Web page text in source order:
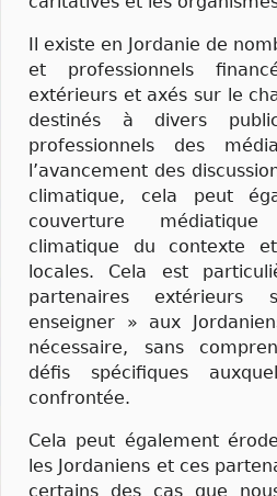
Il existe en Jordanie de
et professionnels
extérieurs et axés sur le
destinés à divers
professionnels des
l’avancement des
climatique, cela peut
couverture
climatique du contexte
locales. Cela est
partenaires extérieurs
enseigner » aux
nécessaire, sans
défis spécifiques
confrontée.
Cela peut également
les Jordaniens et ces
certains des cas que